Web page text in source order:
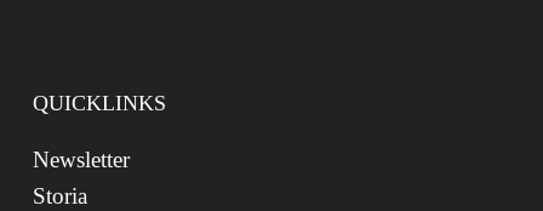
QUICKLINKS
Newsletter
Storia